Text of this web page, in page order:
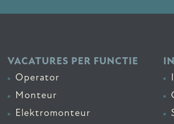
VACATURES PER FUNCTIE
Operator
Monteur
Elektromonteur